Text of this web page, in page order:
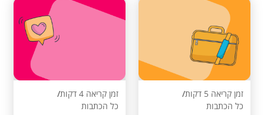
זמן קריאה 5 דקות
/
כל הכתבות
זמן קריאה 4 דקות
/
כל הכתבות